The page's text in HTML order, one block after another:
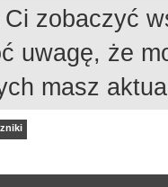
zobaczyć
uwagę, że
masz